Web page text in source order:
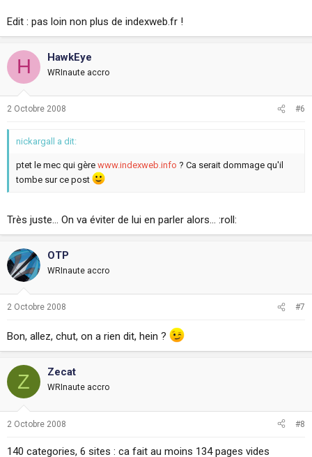
Edit : pas loin non plus de indexweb.fr !
H HawkEye
WRInaute accro
2 Octobre 2008 #6
nickargall a dit:
ptet le mec qui gère www.indexweb.info ? Ca serait dommage qu'il
tombe sur ce post
Très juste... On va éviter de lui en parler alors... :roll:
OTP
WRInaute accro
2 Octobre 2008 #7
Bon, allez, chut, on a rien dit, hein ?
Z Zecat
WRInaute accro
2 Octobre 2008 #8
140 categories, 6 sites : ca fait au moins 134 pages vides